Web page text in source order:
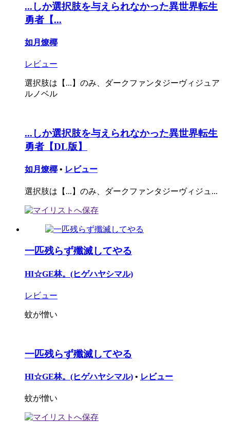
...しか選択肢を与えられなかった異世界転生
勇者【...
如月燎椰
レビュー
選択肢は【...】のみ、ダークファンタジーヴィジュア
ルノベル
...しか選択肢を与えられなかった異世界転生
勇者【DL版】
如月燎椰 • レビュー
選択肢は【...】のみ、ダークファンタジーヴィジュ...
一匹残らず殲滅してやる
HI☆GE林。(ヒゲハヤシマル)
レビュー
蚊が憎い
一匹残らず殲滅してやる
HI☆GE林。(ヒゲハヤシマル) • レビュー
蚊が憎い